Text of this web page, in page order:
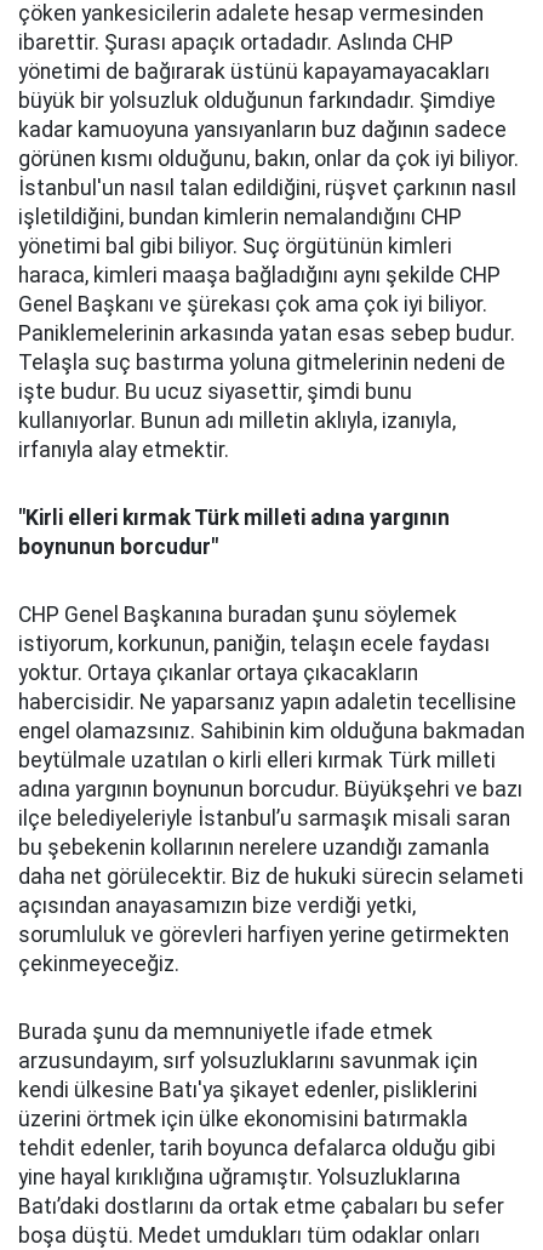
çöken yankesicilerin adalete hesap vermesinden
ibarettir. Şurası apaçık ortadadır. Aslında CHP
yönetimi de bağırarak üstünü kapayamayacakları
büyük bir yolsuzluk olduğunun farkındadır. Şimdiye
kadar kamuoyuna yansıyanların buz dağının sadece
görünen kısmı olduğunu, bakın, onlar da çok iyi biliyor.
İstanbul'un nasıl talan edildiğini, rüşvet çarkının nasıl
işletildiğini, bundan kimlerin nemalandığını CHP
yönetimi bal gibi biliyor. Suç örgütünün kimleri
haraca, kimleri maaşa bağladığını aynı şekilde CHP
Genel Başkanı ve şürekası çok ama çok iyi biliyor.
Paniklemelerinin arkasında yatan esas sebep budur.
Telaşla suç bastırma yoluna gitmelerinin nedeni de
işte budur. Bu ucuz siyasettir, şimdi bunu
kullanıyorlar. Bunun adı milletin aklıyla, izanıyla,
irfanıyla alay etmektir.
"Kirli elleri kırmak Türk milleti adına yargının
boynunun borcudur"
CHP Genel Başkanına buradan şunu söylemek
istiyorum, korkunun, paniğin, telaşın ecele faydası
yoktur. Ortaya çıkanlar ortaya çıkacakların
habercisidir. Ne yaparsanız yapın adaletin tecellisine
engel olamazsınız. Sahibinin kim olduğuna bakmadan
beytülmale uzatılan o kirli elleri kırmak Türk milleti
adına yargının boynunun borcudur. Büyükşehri ve bazı
ilçe belediyeleriyle İstanbul’u sarmaşık misali saran
bu şebekenin kollarının nerelere uzandığı zamanla
daha net görülecektir. Biz de hukuki sürecin selameti
açısından anayasamızın bize verdiği yetki,
sorumluluk ve görevleri harfiyen yerine getirmekten
çekinmeyeceğiz.
Burada şunu da memnuniyetle ifade etmek
arzusundayım, sırf yolsuzluklarını savunmak için
kendi ülkesine Batı'ya şikayet edenler, pisliklerini
üzerini örtmek için ülke ekonomisini batırmakla
tehdit edenler, tarih boyunca defalarca olduğu gibi
yine hayal kırıklığına uğramıştır. Yolsuzluklarına
Batı’daki dostlarını da ortak etme çabaları bu sefer
boşa düştü. Medet umdukları tüm odaklar onları